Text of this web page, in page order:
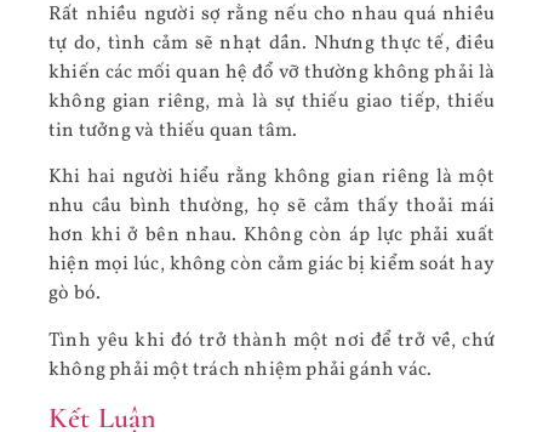
Rất nhiều người sợ rằng nếu cho nhau quá nhiều
tự do, tình cảm sẽ nhạt dần. Nhưng thực tế, điều
khiến các mối quan hệ đổ vỡ thường không phải là
không gian riêng, mà là sự thiếu giao tiếp, thiếu
tin tưởng và thiếu quan tâm.
Khi hai người hiểu rằng không gian riêng là một
nhu cầu bình thường, họ sẽ cảm thấy thoải mái
hơn khi ở bên nhau. Không còn áp lực phải xuất
hiện mọi lúc, không còn cảm giác bị kiểm soát hay
gò bó.
Tình yêu khi đó trở thành một nơi để trở về, chứ
không phải một trách nhiệm phải gánh vác.
Kết Luận